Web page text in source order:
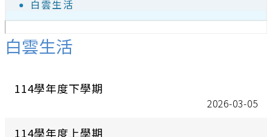
白雲生活
白雲生活
114學年度下學期
2026-03-05
114學年度上學期